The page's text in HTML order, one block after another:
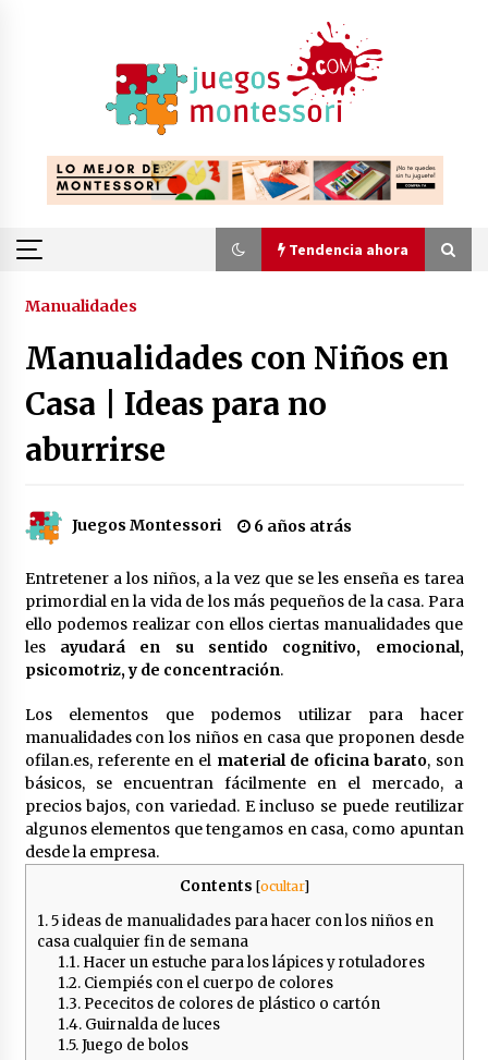
Tendencia ahora
Tendencia ahora
Actividades Montessori para enriquecer el
vocabulario infantil: claves para fomentar el
lenguaje desde casa
3 años atrás
Acertar con los Detalles para Invitados en un
Bautizo: La Tendencia Artesanal
3 años atrás
Torre Rosa Montessori: un pilar fundamental
3 años atrás
Parchís para Imprimir | Tablero en PDF Gratis
3 años atrás
en PDF para Imprimir
4 años atrás
Cuándo deberían empezar los niños a hacer
puzzles
4 años atrás
Manualidades
Manualidades con Niños en
Casa | Ideas para no
aburrirse
Juegos Montessori 6 años atrás
Entretener a los niños, a la vez que se les enseña es tarea
primordial en la vida de los más pequeños de la casa. Para
ello podemos realizar con ellos ciertas manualidades que
les ayudará en su sentido cognitivo, emocional,
psicomotriz, y de concentración.
Los elementos que podemos utilizar para hacer
manualidades con los niños en casa que proponen desde
ofilan.es, referente en el material de oficina barato, son
básicos, se encuentran fácilmente en el mercado, a
precios bajos, con variedad. E incluso se puede reutilizar
algunos elementos que tengamos en casa, como apuntan
desde la empresa.
Contents [ocultar]
1.5 ideas de manualidades para hacer con los niños en
casa cualquier fin de semana
1.1. Hacer un estuche para los lápices y rotuladores
1.2. Ciempiés con el cuerpo de colores
1.3. Pececitos de colores de plástico o cartón
1.4. Guirnalda de luces
1.5.Juego de bolos